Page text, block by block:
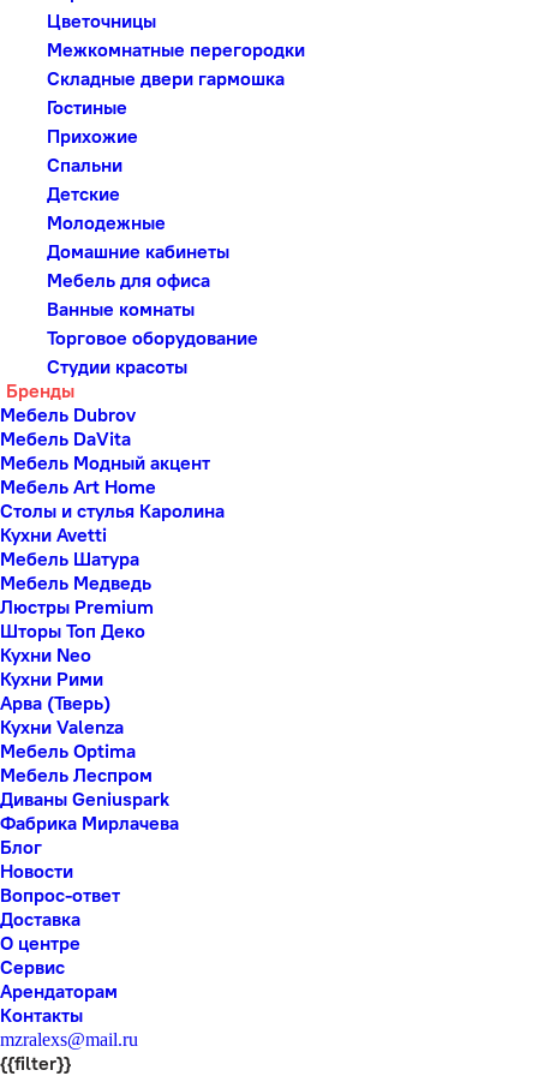
Цветочницы
Межкомнатные перегородки
Складные двери гармошка
Гостиные
Прихожие
Спальни
Детские
Молодежные
Домашние кабинеты
Мебель для офиса
Ванные комнаты
Торговое оборудование
Студии красоты
Бренды
Мебель Dubrov
Мебель DaVita
Мебель Модный акцент
Мебель Art Home
Столы и стулья Каролина
Кухни Avetti
Мебель Шатура
Мебель Медведь
Люстры Premium
Шторы Топ Деко
Кухни Neo
Кухни Рими
Арва (Тверь)
Кухни Valenza
Мебель Optima
Мебель Леспром
Диваны Geniuspark
Фабрика Мирлачева
Блог
Новости
Вопрос-ответ
Доставка
О центре
Сервис
Арендаторам
Контакты
mzralexs@mail.ru
{{filter}}